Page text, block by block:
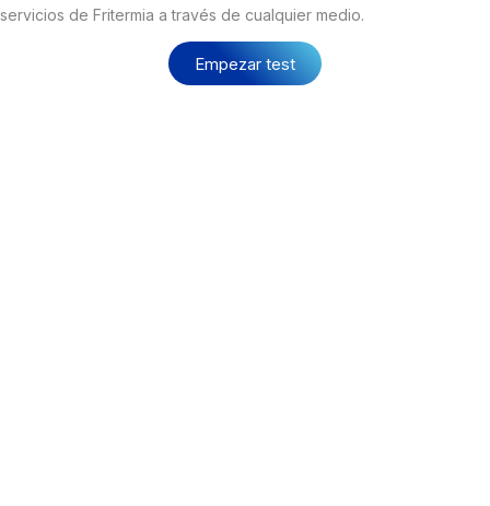
servicios de Fritermia a través de cualquier medio.
Empezar test